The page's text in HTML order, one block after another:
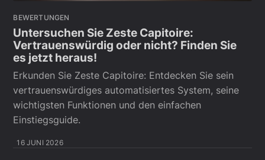
BEWERTUNGEN
Untersuchen Sie Zeste Capitoire:
Vertrauenswürdig oder nicht? Finden Sie
es jetzt heraus!
Erkunden Sie Zeste Capitoire: Entdecken Sie sein
vertrauenswürdiges automatisiertes System, seine
wichtigsten Funktionen und den einfachen
Einstiegsguide.
16 JUNI 2026